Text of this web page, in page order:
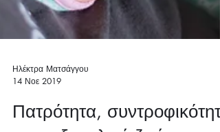
Ηλέκτρα Ματσάγγου
14 Νοε 2019